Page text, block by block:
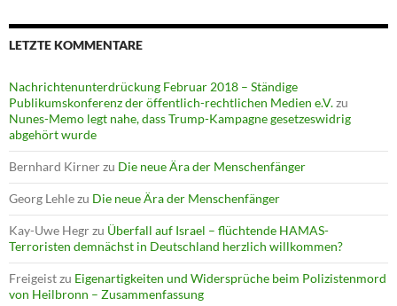
LETZTE KOMMENTARE
Nachrichtenunterdrückung Februar 2018 – Ständige
Publikumskonferenz der öffentlich-rechtlichen Medien e.V.zu
Nunes-Memo legt nahe, dass Trump-Kampagne gesetzeswidrig
abgehört wurde
Bernhard Kirnerzu Die neue Ära der Menschenfänger
Georg Lehlezu Die neue Ära der Menschenfänger
Kay-Uwe Hegrzu Überfall auf Israel – flüchtende HAMAS-
Terroristen demnächst in Deutschland herzlich willkommen?
Freigeistzu Eigenartigkeiten und Widersprüche beim Polizistenmord
von Heilbronn – Zusammenfassung